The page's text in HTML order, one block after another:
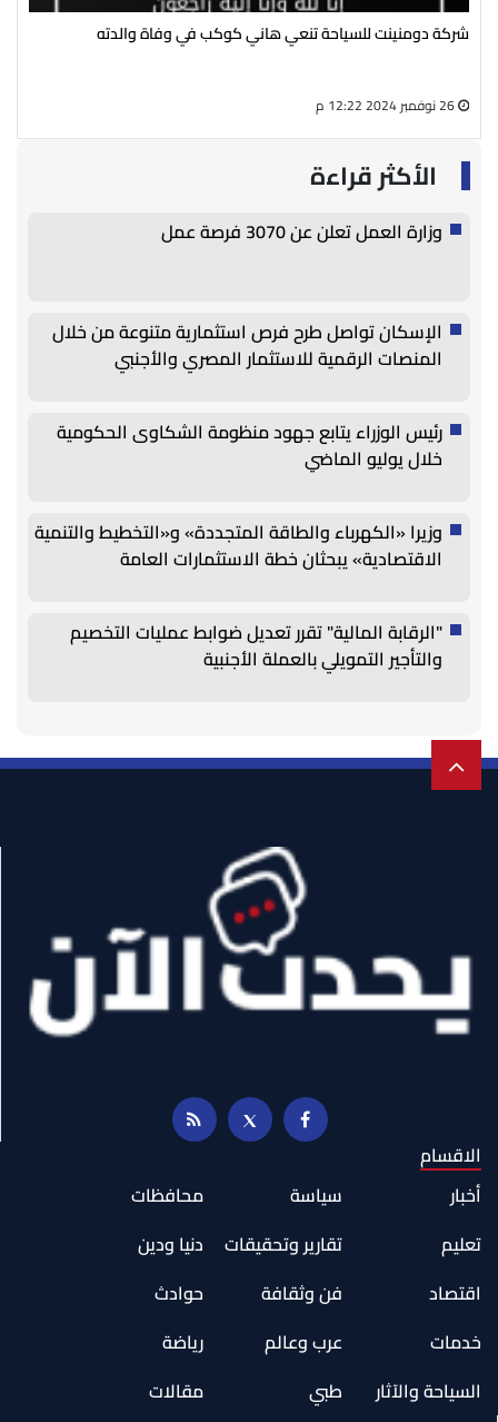
شركة دومنينت للسياحة تنعي هاني كوكب في وفاة والدته
الأكثر قراءة
وزارة العمل تعلن عن 3070 فرصة عمل
الإسكان تواصل طرح فرص استثمارية متنوعة من خلال
المنصات الرقمية للاستثمار المصري والأجنبي
رئيس الوزراء يتابع جهود منظومة الشكاوى الحكومية
خلال يوليو الماضي
وزيرا «الكهرباء والطاقة المتجددة» و«التخطيط والتنمية
الاقتصادية» يبحثان خطة الاستثمارات العامة
"الرقابة المالية" تقرر تعديل ضوابط عمليات التخصيم
والتأجير التمويلي بالعملة الأجنبية
الاقسام
أخبار
سياسة
محافظات
تعليم
تقارير وتحقيقات
دنيا ودين
اقتصاد
فن وثقافة
حوادث
خدمات
عرب وعالم
رياضة
السياحة والآثار
طبي مقالات